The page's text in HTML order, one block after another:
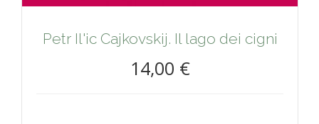
Petr Il'ic Cajkovskij. Il lago dei cigni
14,00 €